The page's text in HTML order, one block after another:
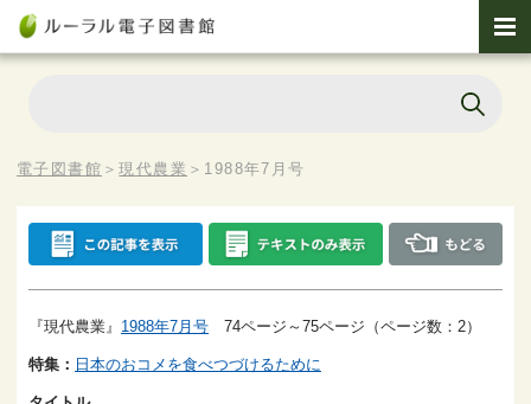
電子図書館 ＞現代農業 ＞ 1988年7月号
『現代農業』 1988年7月号 74ページ～75ページ（ページ数：2）
特集： 日本のおコメを食べつづけるために